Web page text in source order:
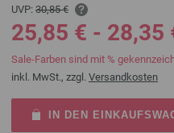
UVP: 30,85 €
25,85 € - 28,35
Sale-Farben sind mit %
inkl. MwSt., zzgl. Versandkosten
IN DEN